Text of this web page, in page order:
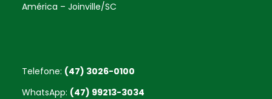
América – Joinville/SC
Telefone: (47) 3026-0100
WhatsApp: (47) 99213-3034